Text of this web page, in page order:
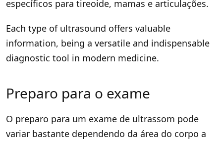
específicos para tireoide, mamas e articulações.
Each type of ultrasound offers valuable
information, being a versatile and indispensable
diagnostic tool in modern medicine.
Preparo para o exame
O preparo para um exame de ultrassom pode
variar bastante dependendo da área do corpo a